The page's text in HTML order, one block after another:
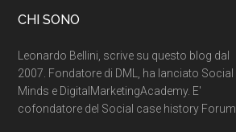
CHI SONO
Leonardo Bellini, scrive su questo blog dal
2007. Fondatore di DML, ha lanciato Social
Minds e DigitalMarketingAcademy. E'
cofondatore del Social case history Forum.